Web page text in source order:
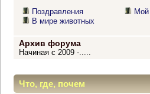
Поздравления
В мире животных
Архив форума
Начиная с 2009 -.....
Что, где, почем